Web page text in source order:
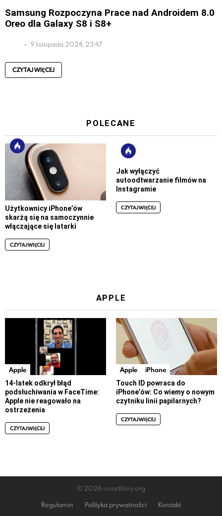
Samsung Rozpoczyna Prace nad Androidem 8.0
Oreo dla Galaxy S8 i S8+
9 listopada 2024, 23:47
CZYTAJ WIĘCEJ
POLECANE
Użytkownicy iPhone’ów
skarżą się na samoczynnie
włączające się latarki
CZYTAJ WIĘCEJ
Jak wyłączyć
autoodtwarzanie filmów na
Instagramie
CZYTAJ WIĘCEJ
APPLE
Apple
14-latek odkrył błąd
podsłuchiwania w FaceTime:
Apple nie reagowało na
ostrzeżenia
CZYTAJ WIĘCEJ
Apple iPhone
Touch ID powraca do
iPhone’ów: Co wiemy o nowym
czytniku linii papilarnych?
CZYTAJ WIĘCEJ
© 2026 smartfony.org
Regulamin
Polityka prywatności Kontakt